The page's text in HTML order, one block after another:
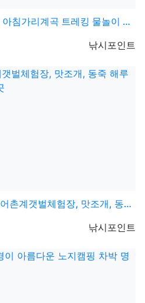
리계곡 트레킹 물놀이 등산코스 가볼만…
등록자
낚시포인트
갯벌체험장, 맛조개, 동죽 해루질 체험…
등록자
낚시포인트